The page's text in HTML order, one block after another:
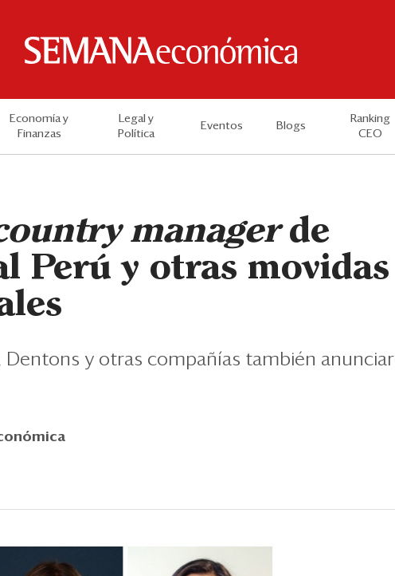
Economía y
Finanzas
Legal y
Política
Eventos Blogs
Ranking
CEO
managerde
Perú y otras movidas
Dentons y otras compañías también